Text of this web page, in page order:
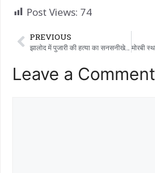
Post Views: 74
PREVIOUS
झालोद में पुजारी की हत्या का सनसनीखेज खुलासा: दोस्त बनाकर बुलाया, नदी किनारे ले जाकर लूट के इरादे से बेरहमी से हत्या कर दी।
Leave a Comment